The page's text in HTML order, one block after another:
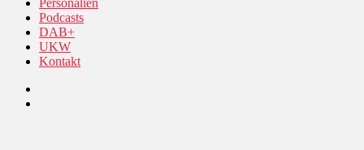
Podcasts
DAB+
UKW
Kontakt